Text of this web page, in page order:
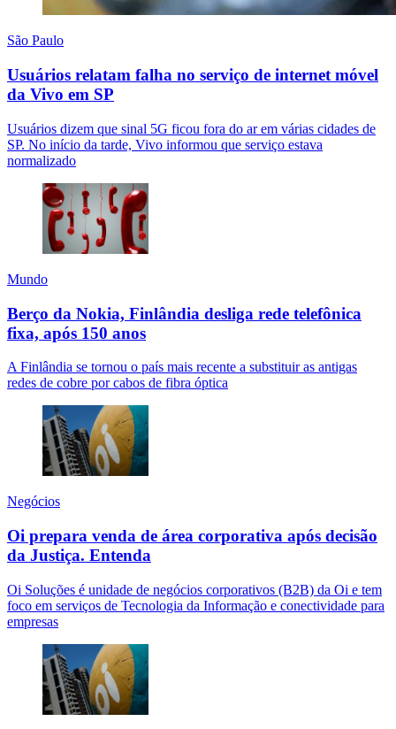
São Paulo
Usuários relatam falha no serviço de internet móvel
da Vivo em SP
Usuários dizem que sinal 5G ficou fora do ar em várias cidades de
SP. No início da tarde, Vivo informou que serviço estava
normalizado
Mundo
Berço da Nokia, Finlândia desliga rede telefônica
fixa, após 150 anos
A Finlândia se tornou o país mais recente a substituir as antigas
redes de cobre por cabos de fibra óptica
Negócios
Oi prepara venda de área corporativa após decisão
da Justiça. Entenda
Oi Soluções é unidade de negócios corporativos (B2B) da Oi e tem
foco em serviços de Tecnologia da Informação e conectividade para
empresas